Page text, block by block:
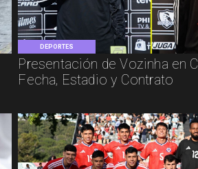
DEPORTES
Presentación de Vozinha en
Fecha, Estadio y Contrato